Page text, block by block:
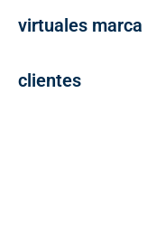
virtuales marca
clientes